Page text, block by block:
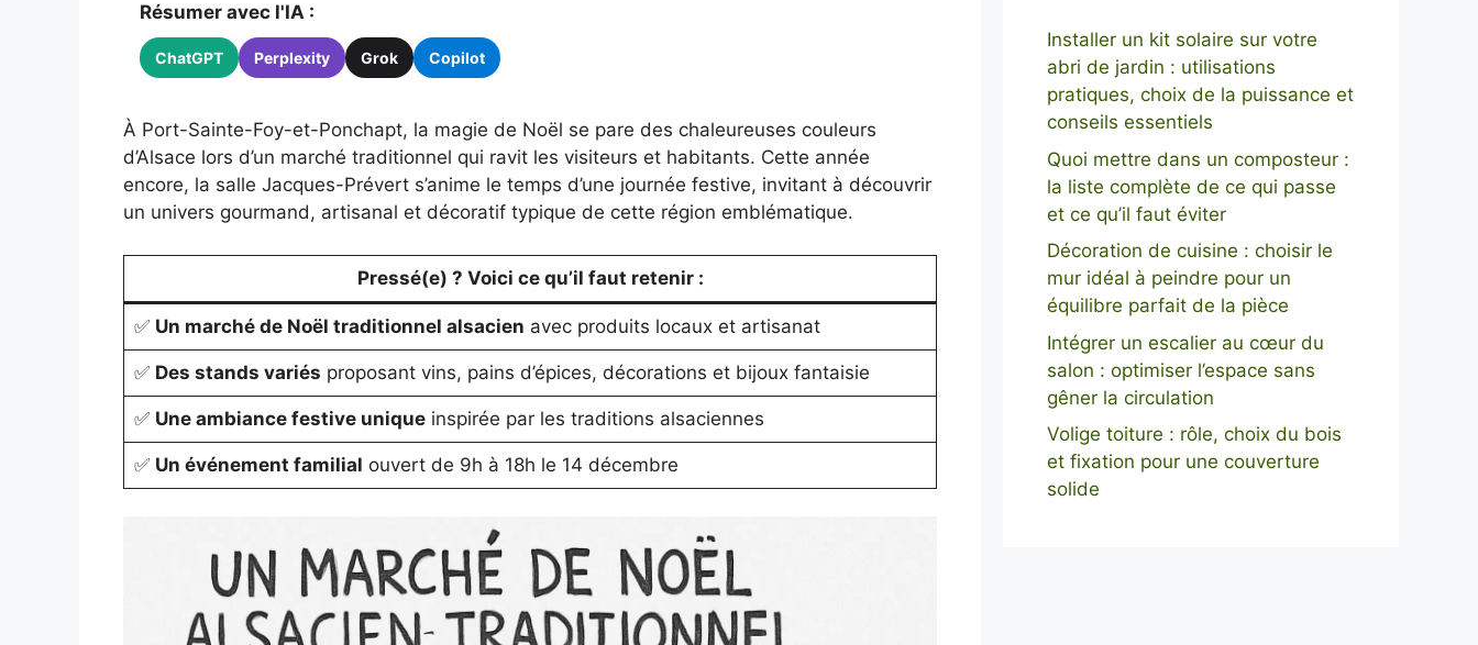
Résumer avec l'IA :
ChatGPT Perplexity Grok Copilot
À Port-Sainte-Foy-et-Ponchapt, la magie de Noël se pare des chaleureuses couleurs
d’Alsace lors d’un marché traditionnel qui ravit les visiteurs et habitants. Cette année
encore, la salle Jacques-Prévert s’anime le temps d’une journée festive, invitant à découvrir
un univers gourmand, artisanal et décoratif typique de cette région emblématique.
Pressé(e) ? Voici ce qu’il faut retenir :
✅ Un marché de Noël traditionnel alsacien avec produits locaux et artisanat
✅ Des stands variés proposant vins, pains d’épices, décorations et bijoux fantaisie
✅ Une ambiance festive uniqueinspirée par les traditions alsaciennes
✅ Un événement familial ouvert de 9h à 18h le 14 décembre
Installer un kit solaire sur votre
abri de jardin : utilisations
pratiques, choix de la puissance et
conseils essentiels
Quoi mettre dans un composteur :
la liste complète de ce qui passe
et ce qu’il faut éviter
Décoration de cuisine : choisir le
mur idéal à peindre pour un
équilibre parfait de la pièce
Intégrer un escalier au cœur du
salon : optimiser l’espace sans
gêner la circulation
Volige toiture : rôle, choix du bois
et fixation pour une couverture
solide